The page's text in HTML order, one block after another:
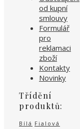
od kupní
smlouvy
Formulář
pro
reklamaci
zboží
Kontakty
Novinky
Třídění
produktů:
Bílá Fialová